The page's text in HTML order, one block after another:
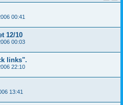
00:41
12/10
00:03
links".
22:10
13:41